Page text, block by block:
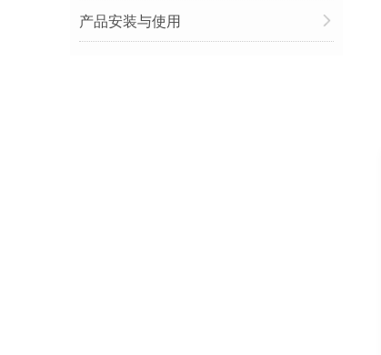
产品安装与使用